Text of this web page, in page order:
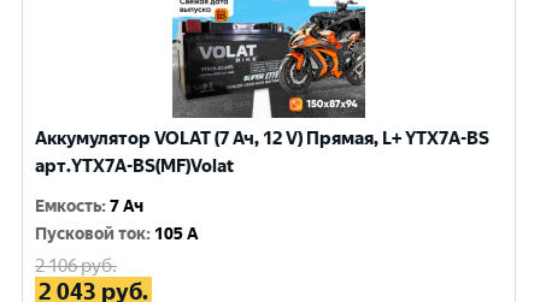
Аккумулятор VOLAT (7 Ач, 12 V) Прямая, L+ YTX7A-BS
арт.YTX7A-BS(MF)Volat
Емкость:7 Ач
Пусковой ток: 105 A
2 106руб.
2 043 руб.